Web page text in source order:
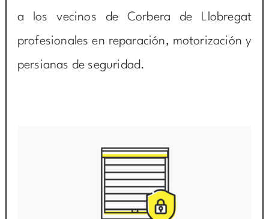
a los vecinos de Corbera de Llobregat
profesionales en reparación, motorización y
persianas de seguridad.